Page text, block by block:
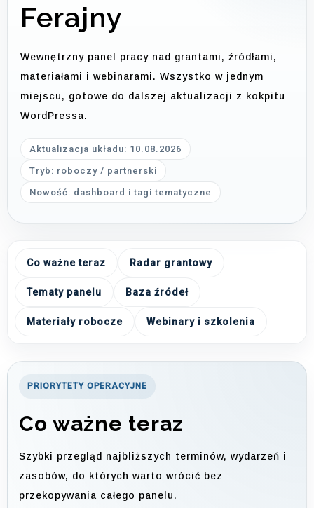
Ferajny
Wewnętrzny panel pracy nad grantami, źródłami,
materiałami i webinarami. Wszystko w jednym
miejscu, gotowe do dalszej aktualizacji z kokpitu
WordPressa.
Aktualizacja układu: 10.08.2026
Tryb: roboczy / partnerski
Nowość: dashboard i tagi tematyczne
Co ważne teraz Radar grantowy
Tematy panelu Baza źródeł
Materiały robocze Webinary i szkolenia
PRIORYTETY OPERACYJNE
Co ważne teraz
Szybki przegląd najbliższych terminów, wydarzeń i
zasobów, do których warto wrócić bez
przekopywania całego panelu.